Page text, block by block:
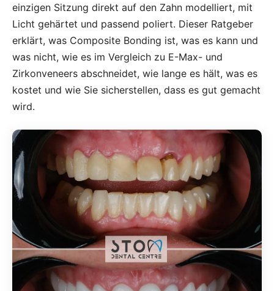
einzigen Sitzung direkt auf den Zahn modelliert, mit
Licht gehärtet und passend poliert. Dieser Ratgeber
erklärt, was Composite Bonding ist, was es kann und
was nicht, wie es im Vergleich zu E-Max- und
Zirkonveneers abschneidet, wie lange es hält, was es
kostet und wie Sie sicherstellen, dass es gut gemacht
wird.